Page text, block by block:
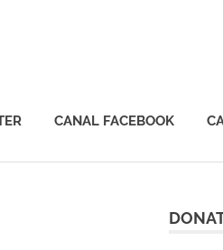
CANAL FACEBOOK